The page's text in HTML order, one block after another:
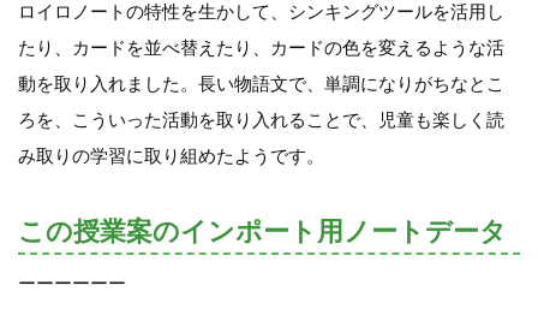
ロイロノートの特性を生かして、シンキングツールを活用し
たり、カードを並べ替えたり、カードの色を変えるような活
動を取り入れました。長い物語文で、単調になりがちなとこ
ろを、こういった活動を取り入れることで、児童も楽しく読
み取りの学習に取り組めたようです。
この授業案のインポート用ノートデータ
ーーーーーー